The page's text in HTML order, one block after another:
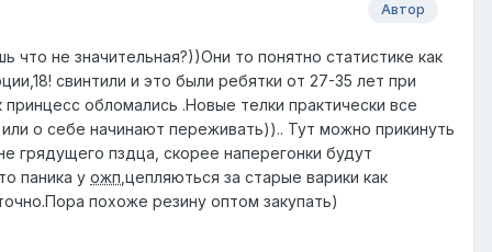
Автор
не значительная?))Они то понятно статистике как
свинтили и это были ребятки от 27-35 лет при
обломались .Новые телки практически все
о себе начинают переживать)).. Тут можно прикинуть
грядущего пздца, скорее наперегонки будут
паника у ожп ,цепляються за старые варики как
похоже резину оптом закупать)